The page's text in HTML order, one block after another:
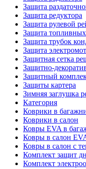
Защита
Защита редуктора
Защита рулевой
Защита
Защита трубок
Защита
Защитная сетка
Защитно-
Защитный
Защиты картера
Зимняя заглушка
Категория
Коврики в
Коврики в салон
Ковры EVA в
Ковры в салон
Ковры в салон с
Комплект защит
Комплект